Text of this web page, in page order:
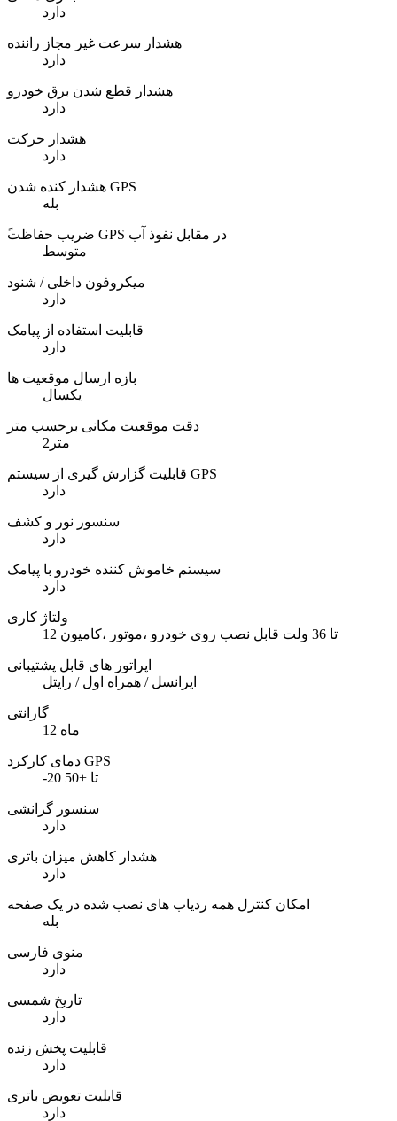
دارد
هشدار سرعت غیر مجاز راننده
دارد
هشدار قطع شدن برق خودرو
دارد
هشدار حرکت
دارد
هشدار کنده شدن GPS
بله
ًضریب حفاظت GPS در مقابل نفوذ آب
متوسط
میکروفون داخلی / شنود
دارد
قابلیت استفاده از پیامک
دارد
بازه ارسال موقعیت ها
یکسال
دقت موقعیت مکانی برحسب متر
2متر
قابلیت گزارش گیری از سیستم GPS
دارد
سنسور نور و کشف
دارد
سیستم خاموش کننده خودرو با پیامک
دارد
ولتاژ کاری
12 تا 36 ولت قابل نصب روی خودرو ،موتور ،کامیون
اپراتور های قابل پشتیبانی
ایرانسل / همراه اول / رایتل
گارانتی
12 ماه
دمای کارکرد GPS
-20 تا +50
سنسور گرانشی
دارد
هشدار کاهش میزان باتری
دارد
امکان کنترل همه ردیاب های نصب شده در یک صفحه
بله
منوی فارسی
دارد
تاریخ شمسی
دارد
قابلیت پخش زنده
دارد
قابلیت تعویض باتری
دارد